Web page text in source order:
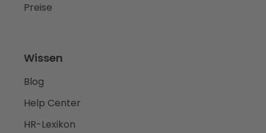
Preise
Wissen
Blog
Help Center
HR-Lexikon